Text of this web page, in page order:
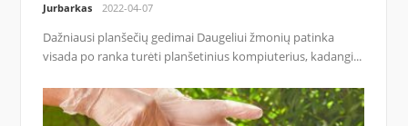
Jurbarkas 2022-04-07
Dažniausi planšečių gedimai Daugeliui žmonių patinka
visada po ranka turėti planšetinius kompiuterius, kadangi...